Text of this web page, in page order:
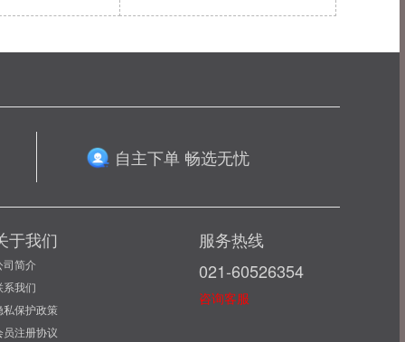
自主下单 畅选无忧
于我们
司简介
系我们
私保护政策
员注册协议
服务热线
021-60526354
咨询客服